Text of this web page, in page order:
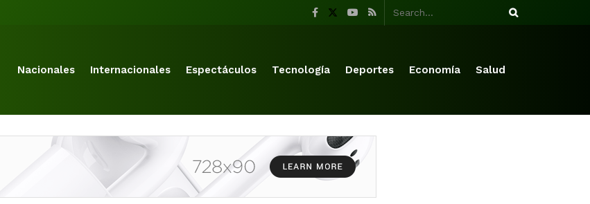
Nacionales Internacionales Espectáculos Tecnología Deportes Economía Salud